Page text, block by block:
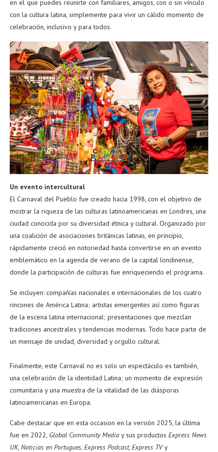
en el que puedes reunirte con familiares, amigos, con o sin vínculo
con la cultura latina, simplemente para vivir un cálido momento de
celebración, inclusivo y para todos.
Un evento intercultural
El Carnaval del Pueblo fue creado hacia 1998, con el objetivo de
mostrar la riqueza de las culturas latinoamericanas en Londres, una
ciudad conocida por su diversidad étnica y cultural. Organizado por
una coalición de asociaciones británicas latinas, en principio,
rápidamente creció en notoriedad hasta convertirse en un evento
emblemático en la agenda de verano de la capital londinense,
donde la participación de culturas fue enriqueciendo el programa.
Se incluyen: compañías nacionales e internacionales de los cuatro
rincones de América Latina; artistas emergentes así como figuras
de la escena latina internacional; presentaciones que mezclan
tradiciones ancestrales y tendencias modernas. Todo hace parte de
un mensaje de unidad, diversidad y orgullo cultural.
Finalmente, este Carnaval no es solo un espectáculo es también,
una celebración de la identidad Latina; un momento de expresión
comunitaria y una muestra de la vitalidad de las diásporas
latinoamericanas en Europa.
Cabe destacar que en esta occasion en la versión 2025, la última
fue en 2022, Global Community Media y sus productos Express News
UK, Noticias en Portugues, Express Podcast, Express TVy